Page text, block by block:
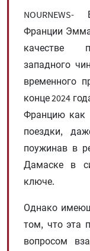
Франции
качестве
западного
временного
конце 2024
Францию ​​как
поездки,
поужинав в
Дамаске в
ключе.
Однако
том, что эта
вопросом